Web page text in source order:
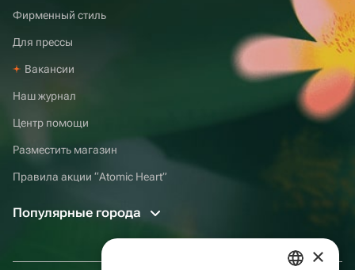
Фирменный стиль
Для прессы
Вакансии
Наш журнал
Центр помощи
Разместить магазин
Правила акции “Atomic Heart”
Популярные города
×